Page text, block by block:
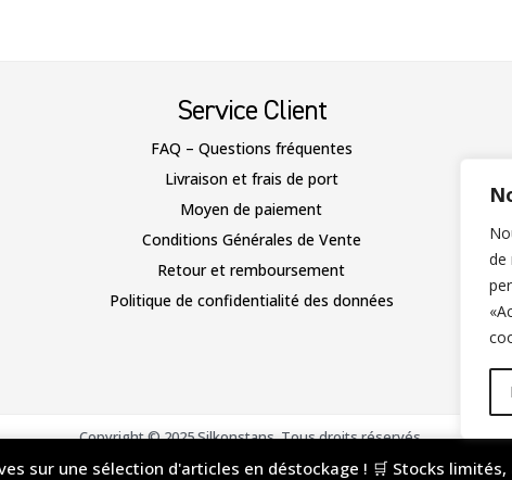
de
sur une sélection d'articles en déstockage ! 🛒 Stocks limités,
Service Client
FAQ – Questions fréquentes
Livraison et frais de port
Moyen de paiement
Conditions Générales de Vente
Retour et remboursement
Politique de confidentialité des données
Copyright © 2025 Silkonstans. Tous droits réservés.
Site conçu avec ♥ avec Easy Fave & l’Agence Picteos